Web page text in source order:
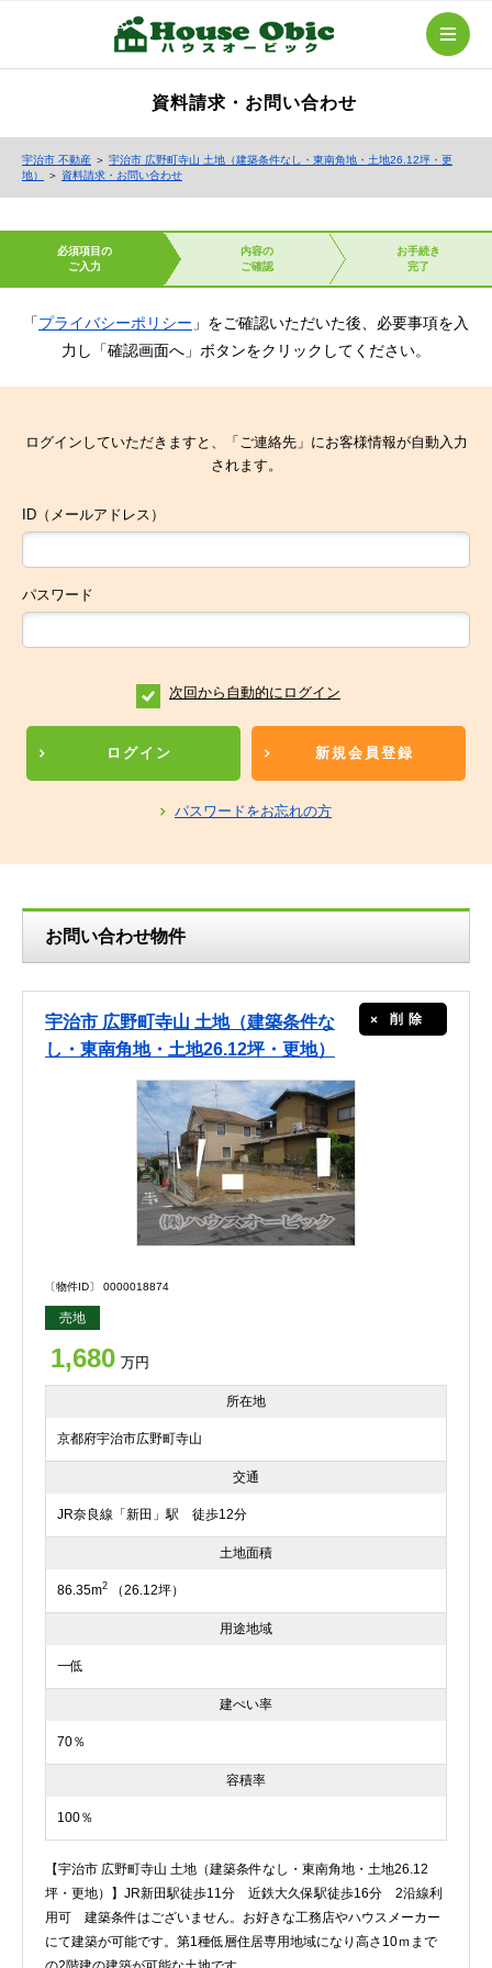
資料請求・お問い合わせ
宇治市 不動産 ＞ 宇治市 広野町寺山 土地（建築条件なし・東南角地・土地26.12坪・更
地）
＞ 資料請求・お問い合わせ
必須項目の
ご入力
内容の
ご確認
お手続き
完了
「プライバシーポリシー 」をご確認いただいた後、必要事項を入
力し「確認画面へ」ボタンをクリックしてください。
ログインしていただきますと、「ご連絡先」にお客様情報が自動入力
されます。
ID（メールアドレス）
パスワード
次回から自動的にログイン
ログイン 新規会員登録
パスワードをお忘れの方
お問い合わせ物件
宇治市 広野町寺山 土地（建築条件な
し・東南角地・土地26.12坪・更地）
削除
〔物件ID〕 0000018874
売地
1,680 万円
所在地
京都府宇治市広野町寺山
交通
JR奈良線「新田」駅 徒歩12分
土地面積
86.35m2 （26.12坪）
用途地域
一低
建ぺい率
70％
容積率
100％
【宇治市 広野町寺山 土地（建築条件なし・東南角地・土地26.12
坪・更地）】JR新田駅徒歩11分 近鉄大久保駅徒歩16分 2沿線利
用可 建築条件はございません。お好きな工務店やハウスメーカー
にて建築が可能です。第1種低層住居専用地域になり高さ10ｍまで